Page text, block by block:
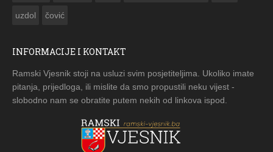
uzdol čović
INFORMACIJE I KONTAKT
Ramski Vjesnik stoji na usluzi svim posjetiteljima. Ukoliko imate
pitanja, prijedloga, ili mislite da smo propustili neku vijest -
slobodno nam se obratite putem nekih od linkova ispod.